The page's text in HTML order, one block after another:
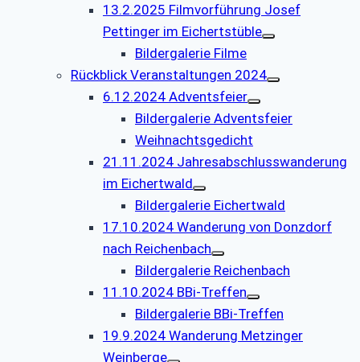
13.2.2025 Filmvorführung Josef
Pettinger im Eichertstüble
Bildergalerie Filme
Rückblick Veranstaltungen 2024
6.12.2024 Adventsfeier
Bildergalerie Adventsfeier
Weihnachtsgedicht
21.11.2024 Jahresabschlusswanderung
im Eichertwald
Bildergalerie Eichertwald
17.10.2024 Wanderung von Donzdorf
nach Reichenbach
Bildergalerie Reichenbach
11.10.2024 BBi-Treffen
Bildergalerie BBi-Treffen
19.9.2024 Wanderung Metzinger
Weinberge